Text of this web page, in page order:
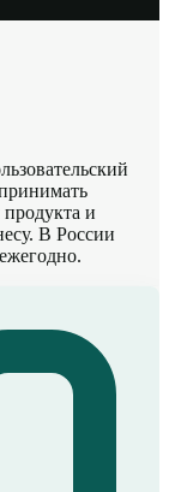
и
В России